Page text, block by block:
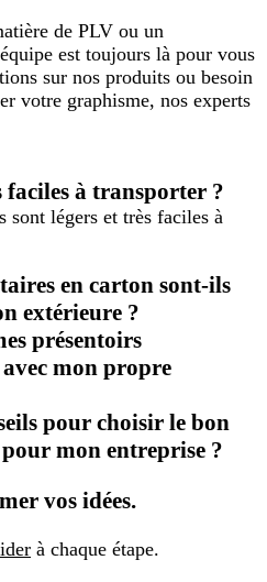
de PLV ou un
est toujours là pour vous
sur nos produits ou besoin
votre graphisme, nos experts
faciles à transporter ?
sont légers et très faciles à
en carton sont-ils
extérieure ?
présentoirs
mon propre
pour choisir le bon
mon entreprise ?
vos idées.
à chaque étape.